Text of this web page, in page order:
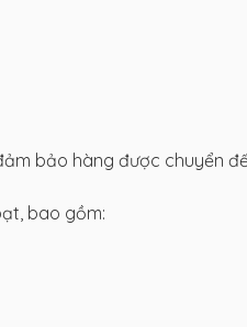
đảm bảo hàng được chuyển
bao gồm: